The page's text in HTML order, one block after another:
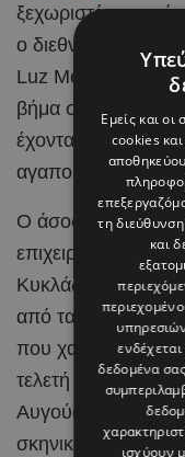
ξεχωριστές
ο διεθνής
Luz Méndez,
βήμα στη σχέση
έχοντας στο
αγαπούν.
Ο άσος της Real
επιχειρηματίας
Κυκλάδες για την
από τα φώτα της
που χαρακτηρίζει
τελετή
Αυγούστου, μέσα
σκηνικό, με το
Εμείς και
cookies
τη
και
δεδομένα
ισχύουν